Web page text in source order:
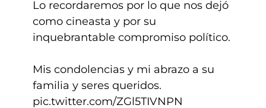
Lo recordaremos por lo que nos dejó
como cineasta y por su
inquebrantable compromiso político.
Mis condolencias y mi abrazo a su
familia y seres queridos.
pic.twitter.com/ZGl5TIVNPN